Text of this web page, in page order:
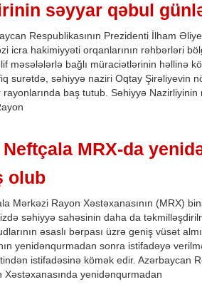
səyyar qəbul
Respublikasının Prezidenti İlham
icra hakimiyyəti orqanlarının rəhbərləri
məsələlərlə bağlı müraciətlərinin həllinə
surətdə, səhiyyə naziri Oqtay Şirəliyevin
rayonlarında baş tutub. Səhiyyə
Neftçala MRX-da
olub
Mərkəzi Rayon Xəstəxanasının (MRX)
səhiyyə sahəsinin daha da
əsaslı bərpası üzrə geniş vüsət
yenidənqurmadan sonra istifadəyə
istifadəsinə kömək edir. Azərbaycan
yenidənqurmadan